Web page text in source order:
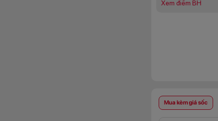
Xem điểm BH
Mua kèm giá sốc